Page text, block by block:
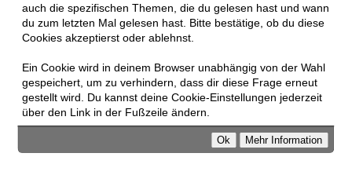
auch die spezifischen Themen, die du gelesen hast und wann
du zum letzten Mal gelesen hast. Bitte bestätige, ob du diese
Cookies akzeptierst oder ablehnst.
Ein Cookie wird in deinem Browser unabhängig von der Wahl
gespeichert, um zu verhindern, dass dir diese Frage erneut
gestellt wird. Du kannst deine Cookie-Einstellungen jederzeit
über den Link in der Fußzeile ändern.